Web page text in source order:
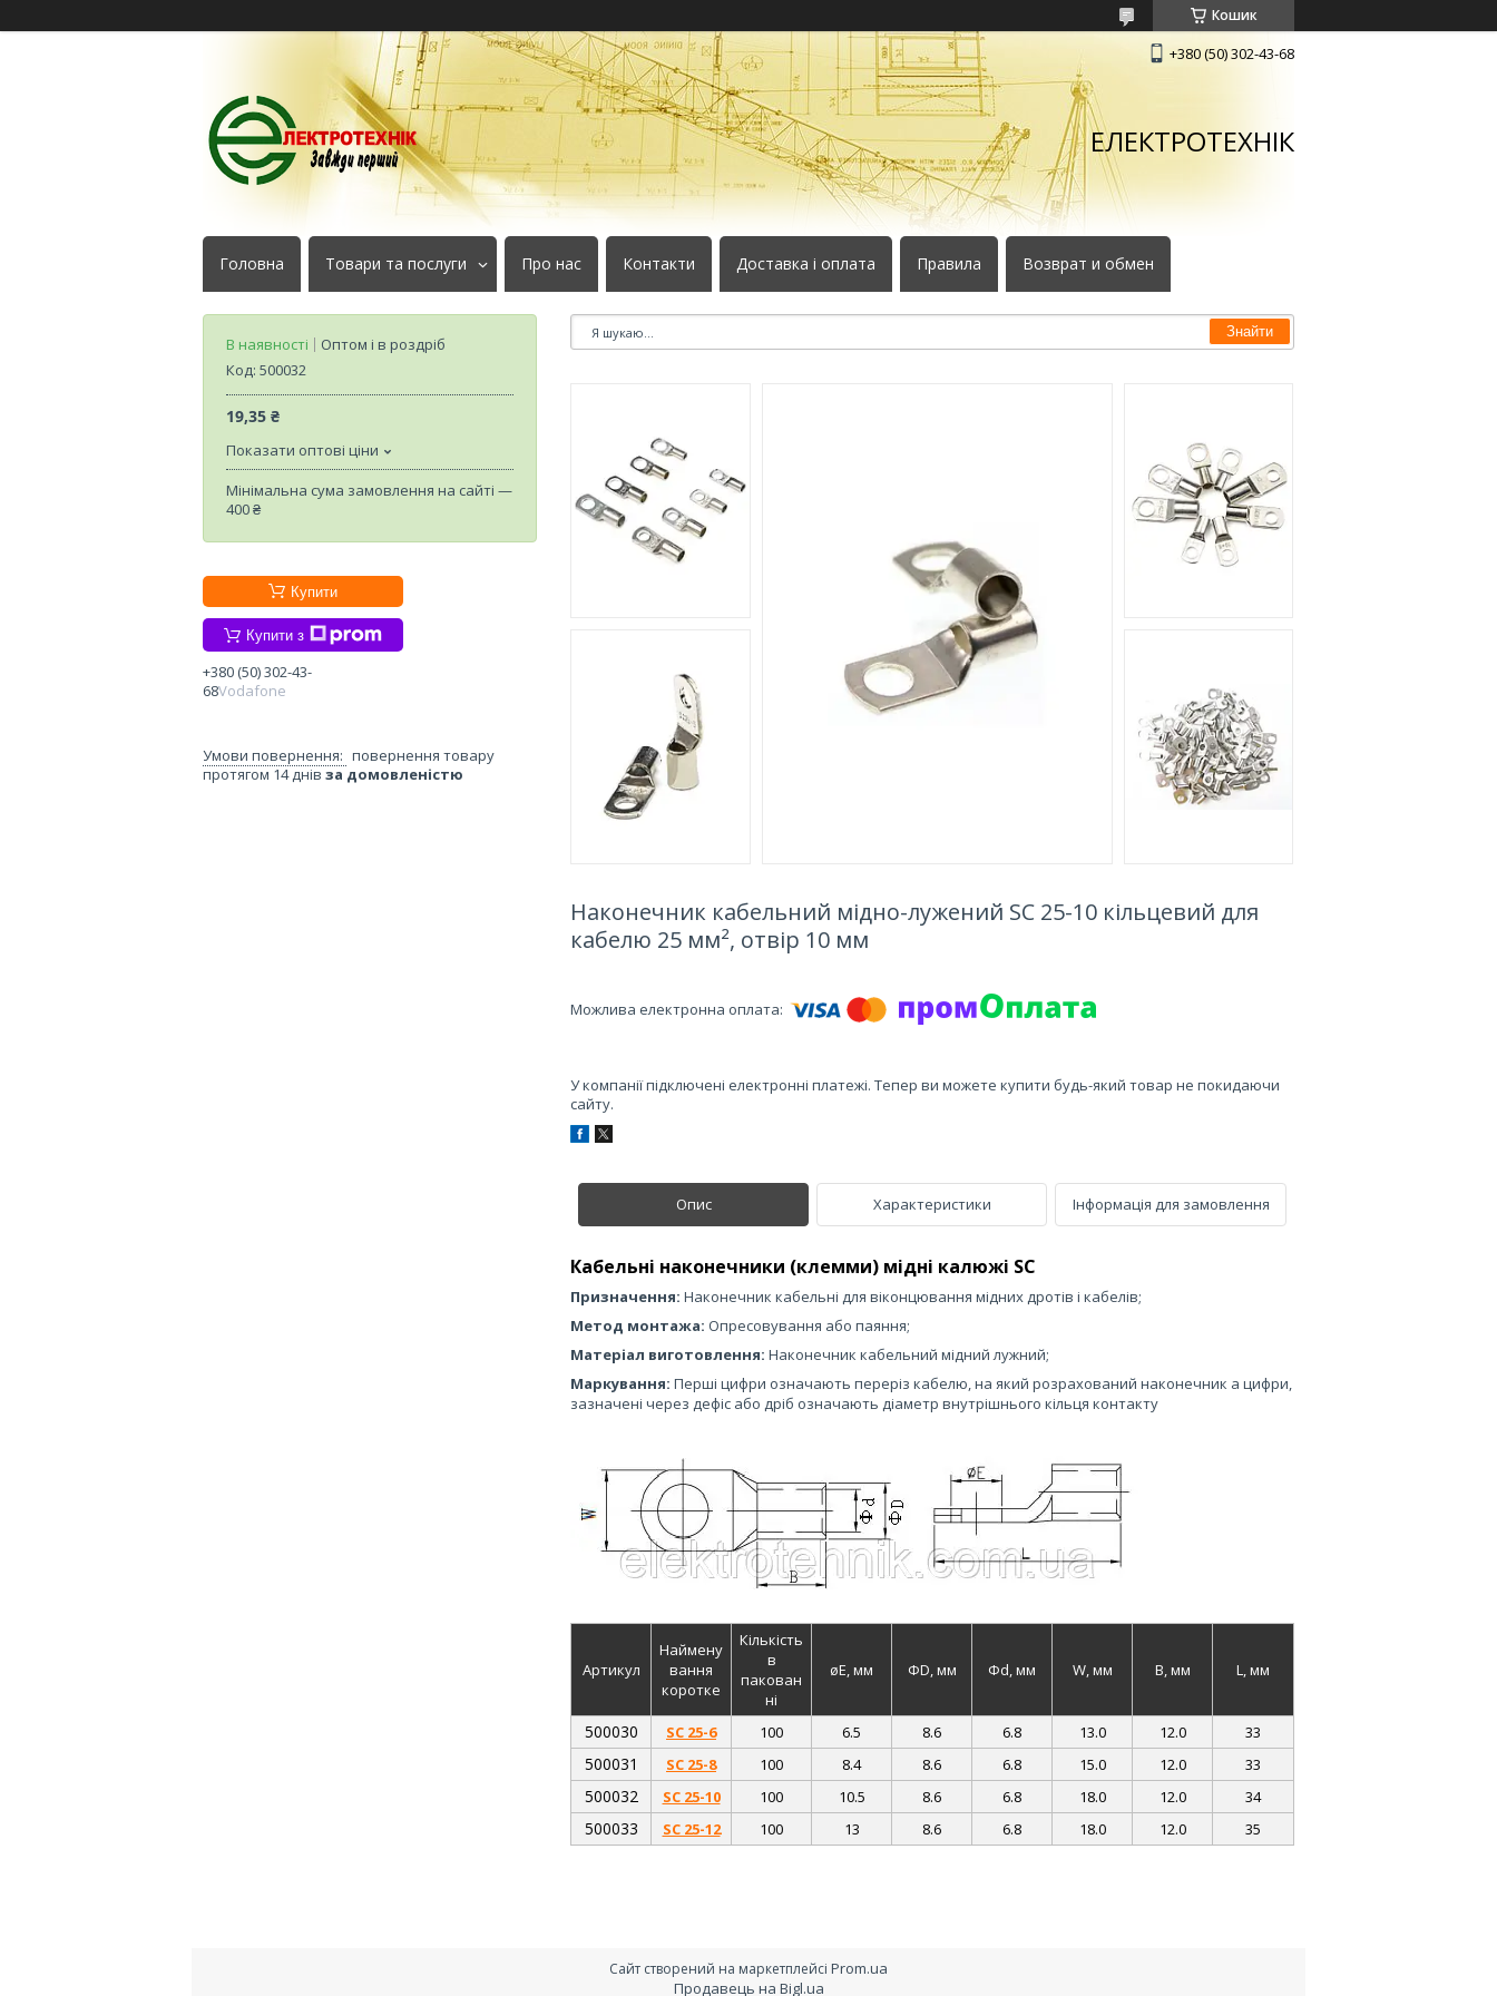
Кошик
+380 (50) 302-43-68
ЕЛЕКТРОТЕХНІК
Головна Товари та послуги Про нас Контакти Доставка і оплата Правила Возврат и обмен
Знайти
Наконечник кабельний мідно-лужений SC 25-10 кільцевий для
кабелю 25 мм², отвір 10 мм
У компанії підключені електронні платежі. Тепер ви можете купити будь-який товар не покидаючи
сайту.
Опис Характеристики Інформація для замовлення
Кабельні наконечники (клемми) мідні калюжі SC
Призначення: Наконечник кабельні для віконцювання мідних дротів і кабелів;
Метод монтажа: Опресовування або паяння;
Матеріал виготовлення: Наконечник кабельний мідний лужний;
Маркування: Перші цифри означають переріз кабелю, на який розрахований наконечник а цифри,
зазначені через дефіс або дріб означають діаметр внутрішнього кільця контакту
Артикул
Наймену
вання
коротке
Кількість
в
пакован
ні
øE, мм ΦD, мм Φd, мм W, мм B, мм L, мм
500030 SC 25-6 100 6.5 8.6 6.8 13.0 12.0 33
500031 SC 25-8 100 8.4 8.6 6.8 15.0 12.0 33
500032 SC 25-10 100 10.5 8.6 6.8 18.0 12.0 34
500033 SC 25-12 100 13 8.6 6.8 18.0 12.0 35
В наявності
Оптом і в роздріб
Код: 500032
19,35 ₴
Показати оптові ціни
Мінімальна сума замовлення на сайті —
400 ₴
Купити
Купити з
+380 (50) 302-43-
68Vodafone
повернення товару
протягом 14 днів за домовленістю
Сайт створений на маркетплейсі Prom.ua
Продавець на Bigl.ua